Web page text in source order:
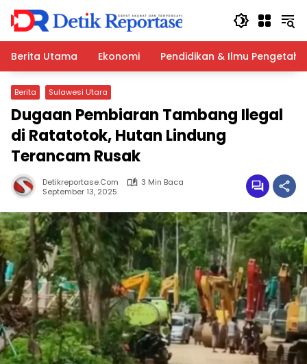
Langsung
konten
Berita Utama
Ekonomi Pendidikan & Ilmu
Berita Sulawesi Utara
Dugaan Pembiaran Tambang Ilegal
di Ratatotok, Hutan Lindung
Terancam Rusak
Detikreportase.com
3 Min Baca
September 13, 2025